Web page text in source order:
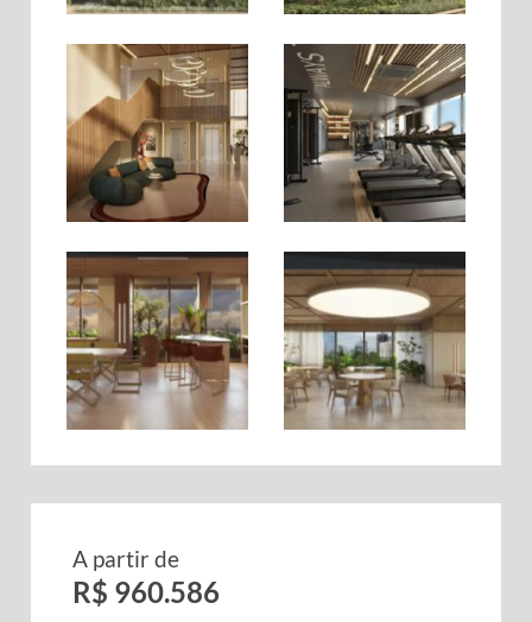
A partir de
R$ 960.586